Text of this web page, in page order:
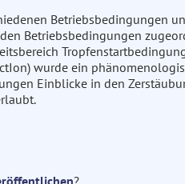
Betriebsbedingungen
Betriebsbedingungen
wurde ein
Einblicke in den